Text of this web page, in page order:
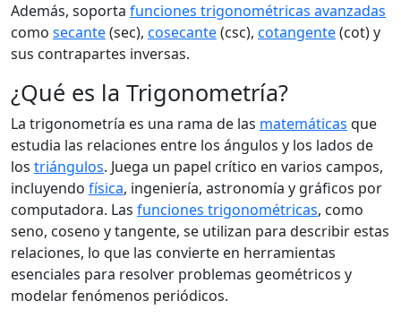
Además, soporta funciones trigonométricas avanzadas
como secante(sec), cosecante(csc), cotangente(cot) y
sus contrapartes inversas.
¿Qué es la Trigonometría?
La trigonometría es una rama de las matemáticas que
estudia las relaciones entre los ángulos y los lados de
los triángulos. Juega un papel crítico en varios campos,
incluyendo física, ingeniería, astronomía y gráficos por
computadora. Las funciones trigonométricas, como
seno, coseno y tangente, se utilizan para describir estas
relaciones, lo que las convierte en herramientas
esenciales para resolver problemas geométricos y
modelar fenómenos periódicos.